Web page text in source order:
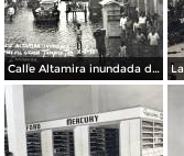
Calle Altamira inundada despues del ciclon del 2 de Octubre de 1933.